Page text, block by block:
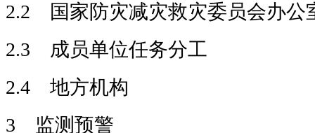
2.2 国家防灾减灾救灾委员会办公
2.3 成员单位任务分工
2.4 地方机构
3 监测预警